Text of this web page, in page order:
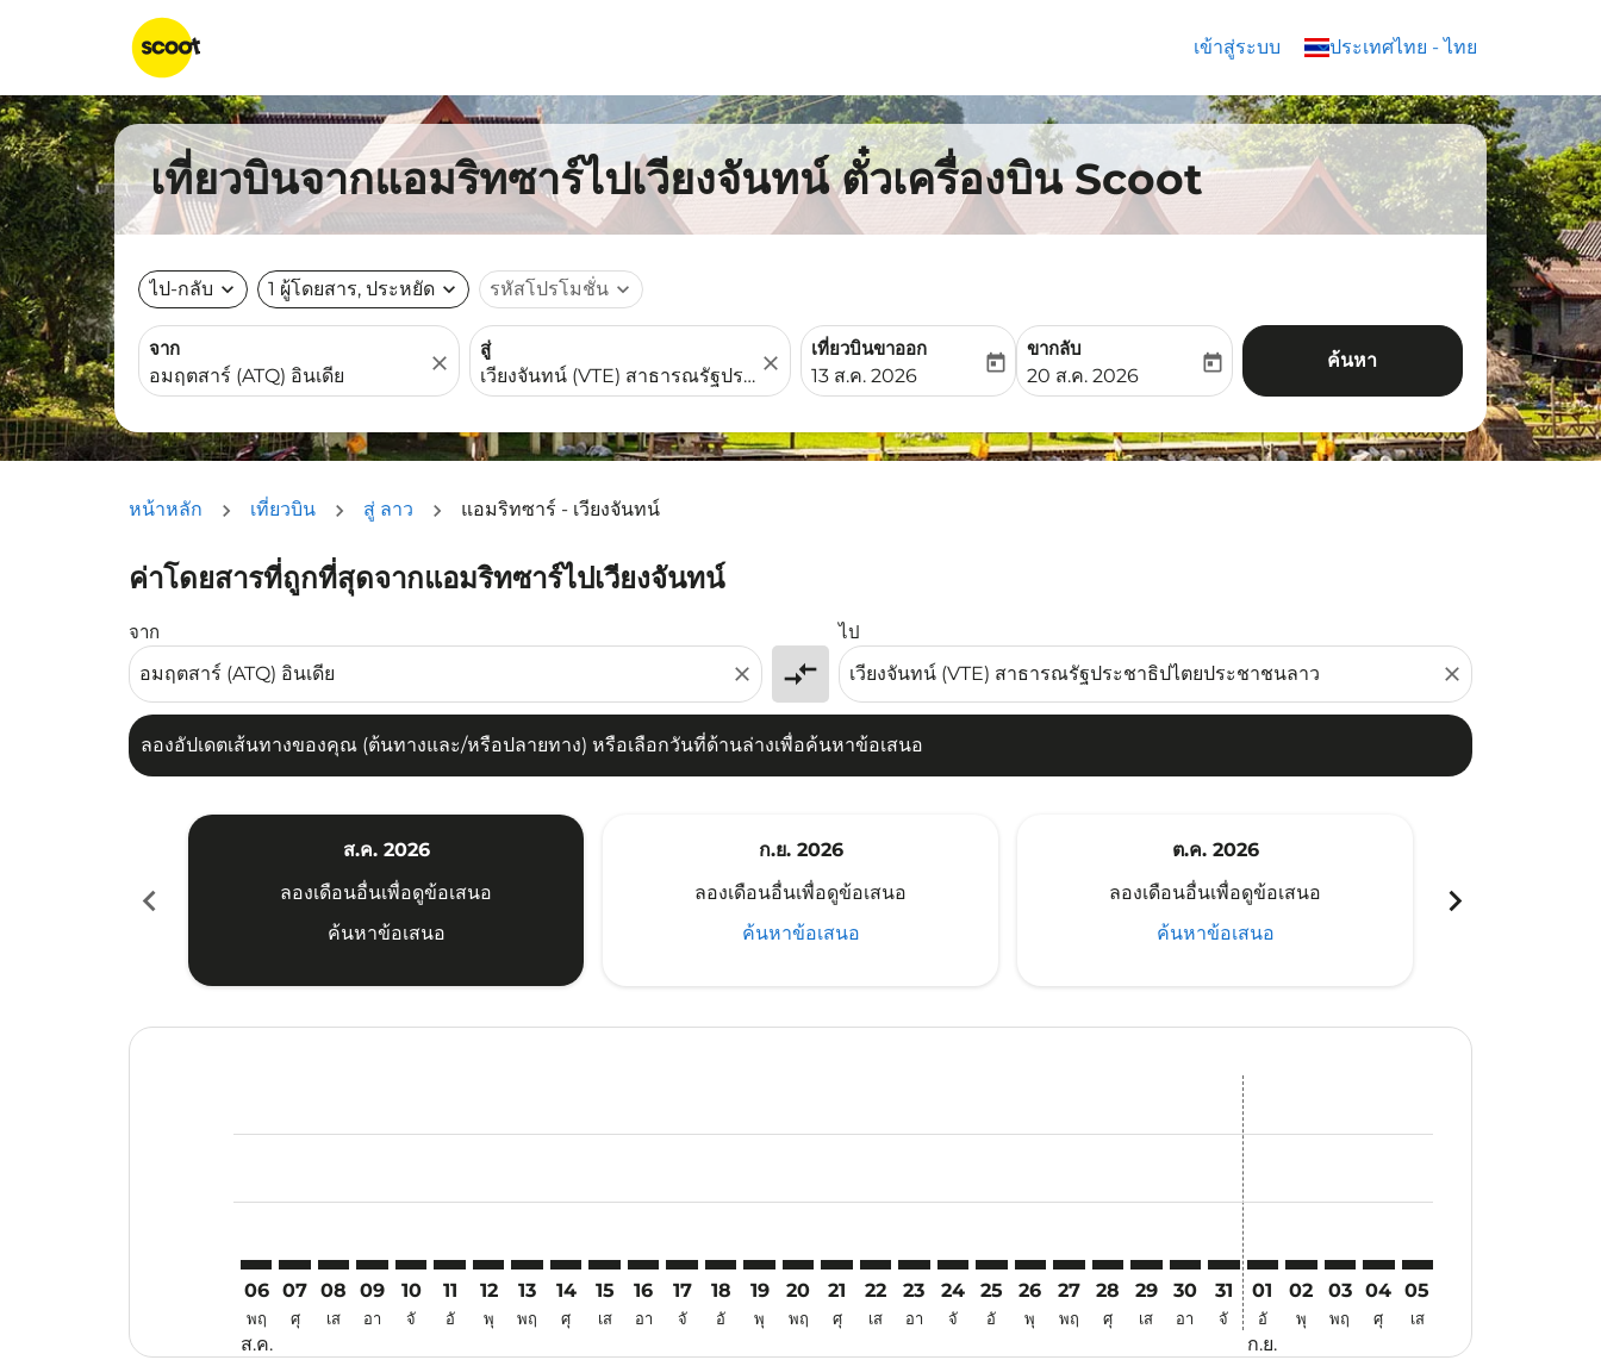
เข้าสู่ระบบ ประเทศไทย - ไทย
keyboard_arrow_down
เที่ยวบินจากแอมริทซาร์ไปเวียงจันทน์ ตั๋วเครื่องบิน Scoot
ไป-กลับ expand_more 1 ผู้โดยสาร, ประหยัด expand_more รหัสโปรโมชั่น expand_more
จาก
close
สู่
close
เที่ยวบินขาออก
fc-booking-departure-date-aria-label
13 ส.ค. 2026
today
ขากลับ
fc-booking-return-date-aria-label
20 ส.ค. 2026
today ค้นหา
หน้าหลัก เที่ยวบิน สู่ ลาว แอมริทซาร์ - เวียงจันทน์
ค่าโดยสารที่ถูกที่สุดจากแอมริทซาร์ไปเวียงจันทน์
จาก
close compare_arrows
ไป
close
ลองอัปเดตเส้นทางของคุณ (ต้นทางและ/หรือปลายทาง) หรือเลือกวันที่ด้านล่างเพื่อค้นหาข้อเสนอ
ลองอัปเดตเส้นทางของคุณ (ต้นทางและ/หรือปลายทาง) หรือเลือกวันที่ด้านล่างเพื่อค้นหาข้อเสนอ
chevron_left
ส.ค. 2026
ลองเดือนอื่นเพื่อดูข้อเสนอ
ค้นหาข้อเสนอ
ก.ย. 2026
ลองเดือนอื่นเพื่อดูข้อเสนอ
ค้นหาข้อเสนอ
ต.ค. 2026
ลองเดือนอื่นเพื่อดูข้อเสนอ
ค้นหาข้อเสนอ
chevron_right
06
พฤ
ส.ค.
07
ศุ
08
เส
09
อา
10
จั
11
อั
12
พุ
13
พฤ
14
ศุ
15
เส
16
อา
17
จั
18
อั
19
พุ
20
พฤ
ATQ–VTE: cmp-view-offers-disclaimer. ค้นหาข้อเสนอ
21
ศุ
ATQ–VTE: cmp-view-offers-disclaimer. ค้นหาข้อเสนอ
22
เส
ATQ–VTE: cmp-view-offers-disclaimer. ค้นหาข้อเสนอ
23
อา
ATQ–VTE: cmp-view-offers-disclaimer. ค้นหาข้อเสนอ
24
จั
ATQ–VTE: cmp-view-offers-disclaimer. ค้นหาข้อเสนอ
25
อั
ATQ–VTE: cmp-view-offers-disclaimer. ค้นหาข้อเสนอ
26
พุ
ATQ–VTE: cmp-view-offers-disclaimer. ค้นหาข้อเสนอ
27
พฤ
ATQ–VTE: cmp-view-offers-disclaimer. ค้นหาข้อเสนอ
28
ศุ
ATQ–VTE: cmp-view-offers-disclaimer. ค้นหาข้อเสนอ
29
เส
ATQ–VTE: cmp-view-offers-disclaimer. ค้นหาข้อเ
30
อา
ATQ–VTE: cmp-view-offers-disclaimer. ค้นห
31
จั
01
อั
ก.ย.
02
พุ
03
พฤ
04
ศุ
05
เส